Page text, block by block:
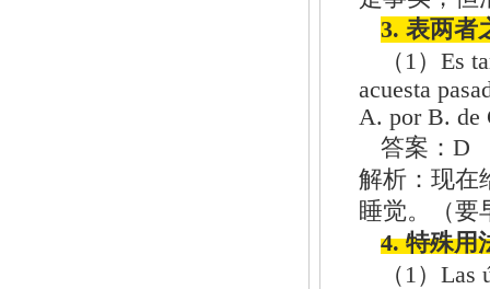
3. 表两者
（1）Es
acuesta
A. por B. de
答案：D
解析：现在
睡觉。（要
4. 特殊用
（1）Las